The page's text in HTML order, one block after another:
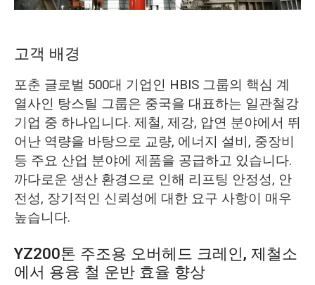
고객 배경
포춘 글로벌 500대 기업인 HBIS 그룹의 핵심 계
열사인 탕스틸 그룹은 중국을 대표하는 일관철강
기업 중 하나입니다. 제철, 제강, 압연 분야에서 뛰
어난 역량을 바탕으로 교량, 에너지 설비, 중장비
등 주요 산업 분야에 제품을 공급하고 있습니다.
까다로운 생산 환경으로 인해 리프팅 안정성, 안
전성, 장기적인 신뢰성에 대한 요구 사항이 매우
높습니다.
YZ200톤 주조용 오버헤드 크레인, 제철소
에서 용융 철 운반 효율 향상